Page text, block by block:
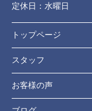
定休日： 水曜日
トップページ
スタッフ
お客様の声